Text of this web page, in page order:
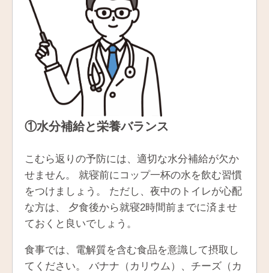
①水分補給と栄養バランス
こむら返りの予防には、適切な水分補給が欠か
せません。 就寝前にコップ一杯の水を飲む習慣
をつけましょう。 ただし、夜中のトイレが心配
な方は、 夕食後から就寝2時間前までに済ませ
ておくと良いでしょう。
食事では、電解質を含む食品を意識して摂取し
てください。 バナナ（カリウム）、チーズ（カ